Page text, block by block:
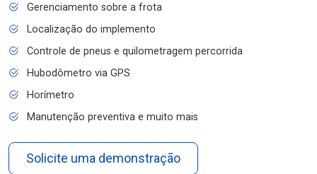
Gerenciamento sobre a frota
Localização do implemento
Controle de pneus e quilometragem percorrida
Hubodômetro via GPS
Horímetro
Manutenção preventiva e muito mais
Solicite uma demonstração